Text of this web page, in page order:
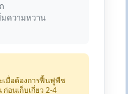
มความหวาน
เมื่อต้องการฟื้นฟูพืช
ก่อนเก็บเกี่ยว 2-4